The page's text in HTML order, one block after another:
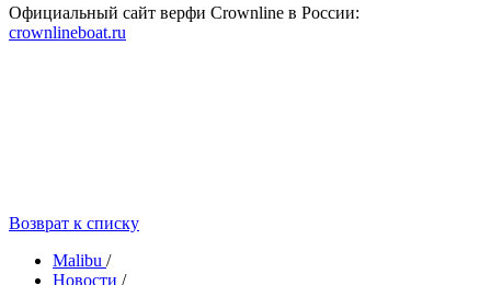
Официальный сайт верфи Crownline в России:
crownlineboat.ru
Возврат к списку
Malibu /
Новости /